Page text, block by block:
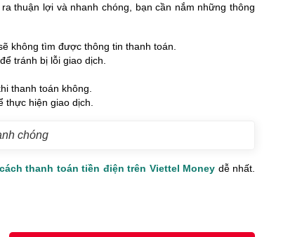
thuận lợi và nhanh chóng, bạn cần nắm những thông
không tìm được thông tin thanh toán.
tránh bị lỗi giao dịch.
thanh toán không.
thực hiện giao dịch.
chóng
cách thanh toán tiền điện trên Viettel Money dễ nhất.